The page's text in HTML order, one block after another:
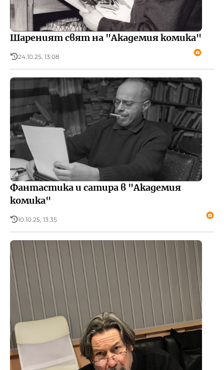
Шареният свят на "Академия комика"
24.10.25, 13:08
Фантастика и сатира в "Академия
комика"
10.10.25, 13:35